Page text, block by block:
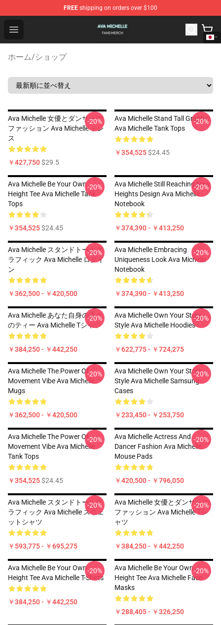
FREE shipping on orders over $100
Open menu
Ava Michelle Shop - Official Ava Michelle Merchandise
ホーム/ショップ
Ava Michelle 女優とダンサーの
ファッション Ava Michelle ドレ
ス
￥427,750$29.5
-20%
Ava Michelle Stand Tall Graphic
Ava Michelle Tank Tops
￥354,525$24.45
-20%
Ava Michelle Be Your Own
Height Tee Ava Michelle Tank
Tops
￥354,525$24.45
-20%
Ava Michelle Still Reaching New
Heights Design Ava Michelle
Notebook
￥374,390 - ￥413,250
-20%
Ava Michelle スタンドトールグ
ラフィック Ava Michelle ログイ
ン
￥362,500 - ￥420,500
-20%
Ava Michelle Embracing
Uniqueness Look Ava Michelle
Notebook
￥374,390 - ￥413,250
-20%
Ava Michelle あなた自身の高さ
のティー Ava Michelle Tシャツ
￥384,250 - ￥442,250
-20%
Ava Michelle Own Your Story
Style Ava Michelle Hoodies
￥622,775 - ￥724,275
-20%
Ava Michelle The Power Of
Movement Vibe Ava Michelle
Mugs
￥362,500 - ￥420,500
-20%
Ava Michelle Own Your Story
Style Ava Michelle Samsung
Cases
￥233,450 - ￥253,750
-20%
Ava Michelle The Power Of
Movement Vibe Ava Michelle
Tank Tops
￥354,525$24.45
-20%
Ava Michelle Actress And
Dancer Fashion Ava Michelle
Mouse Pads
￥420,500 - ￥796,050
-20%
Ava Michelle スタンドトールグ
ラフィック Ava Michelle スウェ
ットシャツ
￥593,775 - ￥695,275
-20%
Ava Michelle 女優とダンサーの
ファッション Ava Michelle Tシ
ャツ
￥384,250 - ￥442,250
-20%
Ava Michelle Be Your Own
Height Tee Ava Michelle T-Shirts
￥384,250 - ￥442,250
-20%
Ava Michelle Be Your Own
Height Tee Ava Michelle Face
Masks
￥288,405 - ￥326,250
-20%